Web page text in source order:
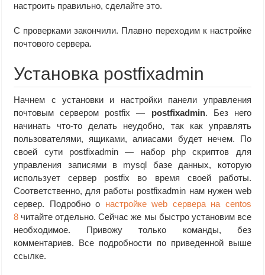
настроить правильно, сделайте это.
С проверками закончили. Плавно переходим к настройке
почтового сервера.
Установка postfixadmin
Начнем с установки и настройки панели управления
почтовым сервером postfix — postfixadmin. Без него
начинать что-то делать неудобно, так как управлять
пользователями, ящиками, алиасами будет нечем. По
своей сути postfixadmin — набор php скриптов для
управления записями в mysql базе данных, которую
использует сервер postfix во время своей работы.
Соответственно, для работы postfixadmin нам нужен web
сервер. Подробно о настройке web сервера на centos
8 читайте отдельно. Сейчас же мы быстро установим все
необходимое. Привожу только команды, без
комментариев. Все подробности по приведенной выше
ссылке.